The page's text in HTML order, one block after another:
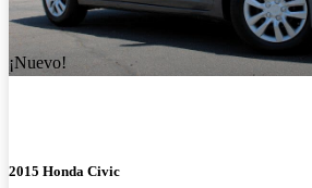
¡Nuevo!
2015 Honda Civic